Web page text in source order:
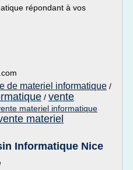
répondant à vos
de materiel informatique /
/ vente
materiel informatique
materiel
Informatique Nice